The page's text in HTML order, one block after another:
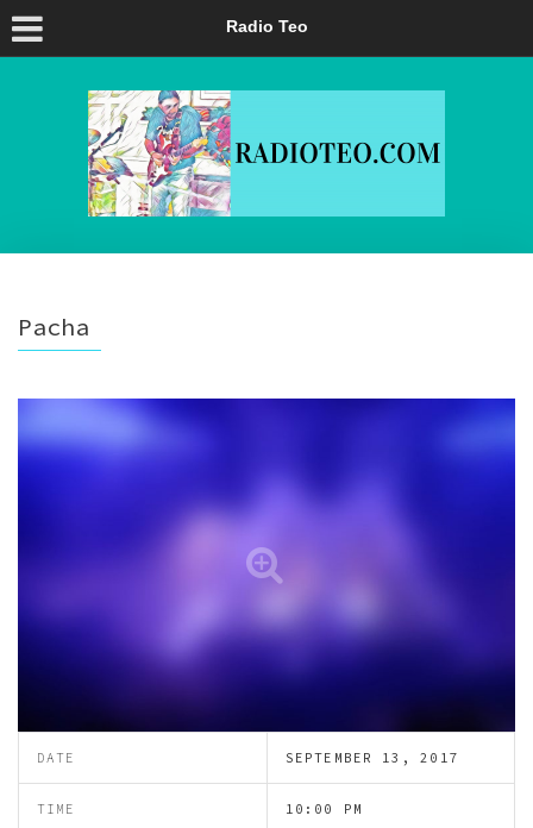
Radio Teo
Pacha
DATE SEPTEMBER 13, 2017
TIME 10:00 PM